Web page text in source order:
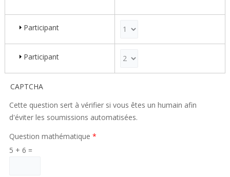
Participant Poids pour la ligne 2
Participant Poids pour la ligne 3
CAPTCHA
Cette question sert à vérifier si vous êtes un humain afin
d'éviter les soumissions automatisées.
Question mathématique *
5 + 6 =